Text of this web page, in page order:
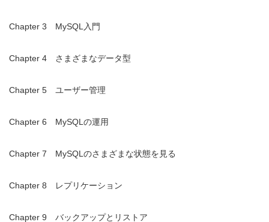
Chapter 3 MySQL入門
Chapter 4 さまざまなデータ型
Chapter 5 ユーザー管理
Chapter 6 MySQLの運用
Chapter 7 MySQLのさまざまな状態を見る
Chapter 8 レプリケーション
Chapter 9 バックアップとリストア